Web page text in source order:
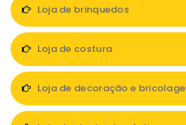
Loja de brinquedos
Loja de costura
Loja de decoração e bricolage